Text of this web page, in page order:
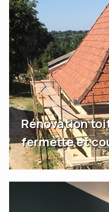
Rénovation
fermette et